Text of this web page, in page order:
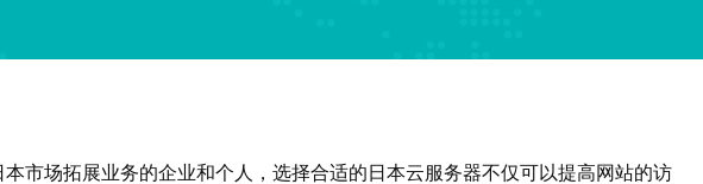
市场拓展业务的企业和个人，选择合适的日本云服务器不仅可以提高网站的访